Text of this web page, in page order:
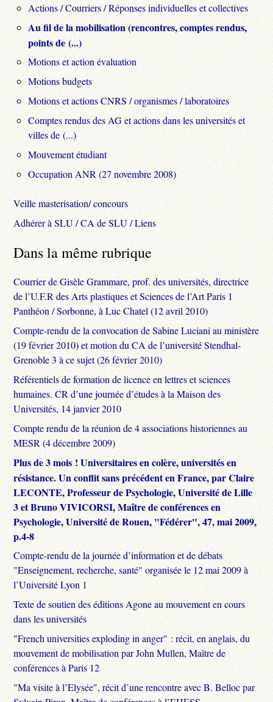
Actions / Courriers / Réponses individuelles et collectives
Au fil de la mobilisation (rencontres, comptes rendus,
points de (...)
Motions et action évaluation
Motions budgets
Motions et actions CNRS / organismes / laboratoires
Comptes rendus des AG et actions dans les universités et
villes de (...)
Mouvement étudiant
Occupation ANR (27 novembre 2008)
Veille masterisation/ concours
Adhérer à SLU / CA de SLU / Liens
Dans la même rubrique
Courrier de Gisèle Grammare, prof. des universités, directrice
de l’U.F.R des Arts plastiques et Sciences de l’Art Paris 1
Panthéon / Sorbonne, à Luc Chatel (12 avril 2010)
Compte-rendu de la convocation de Sabine Luciani au ministère
(19 février 2010) et motion du CA de l’université Stendhal-
Grenoble 3 à ce sujet (26 février 2010)
Référentiels de formation de licence en lettres et sciences
humaines. CR d’une journée d’études à la Maison des
Universités, 14 janvier 2010
Compte rendu de la réunion de 4 associations historiennes au
MESR (4 décembre 2009)
Plus de 3 mois ! Universitaires en colère, universités en
résistance. Un conflit sans précédent en France, par Claire
LECONTE, Professeur de Psychologie, Université de Lille
3 et Bruno VIVICORSI, Maître de conférences en
Psychologie, Université de Rouen, "Fédérer", 47, mai 2009,
p.4-8
Compte-rendu de la journée d’information et de débats
"Enseignement, recherche, santé" organisée le 12 mai 2009 à
l’Université Lyon 1
Texte de soutien des éditions Agone au mouvement en cours
dans les universités
"French universities exploding in anger" : récit, en anglais, du
mouvement de mobilisation par John Mullen, Maître de
conférences à Paris 12
"Ma visite à l’Elysée", récit d’une rencontre avec B. Belloc par